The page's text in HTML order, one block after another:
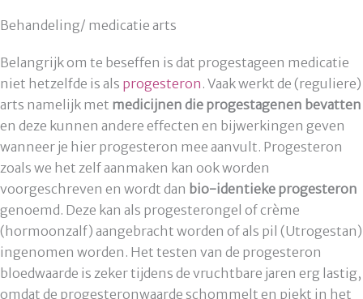
Behandeling/ medicatie arts
Belangrijk om te beseffen is dat progestageen medicatie
niet hetzelfde is als progesteron . Vaak werkt de (reguliere)
arts namelijk met medicijnen die progestagenen bevatten
en deze kunnen andere effecten en bijwerkingen geven
wanneer je hier progesteron mee aanvult. Progesteron
zoals we het zelf aanmaken kan ook worden
voorgeschreven en wordt dan bio-identieke progesteron
genoemd. Deze kan als progesterongel of crème
(hormoonzalf) aangebracht worden of als pil (Utrogestan)
ingenomen worden. Het testen van de progesteron
bloedwaarde is zeker tijdens de vruchtbare jaren erg lastig,
omdat de progesteronwaarde schommelt en piekt in het